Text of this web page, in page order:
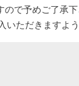
で予めご了承下
ただきますよ